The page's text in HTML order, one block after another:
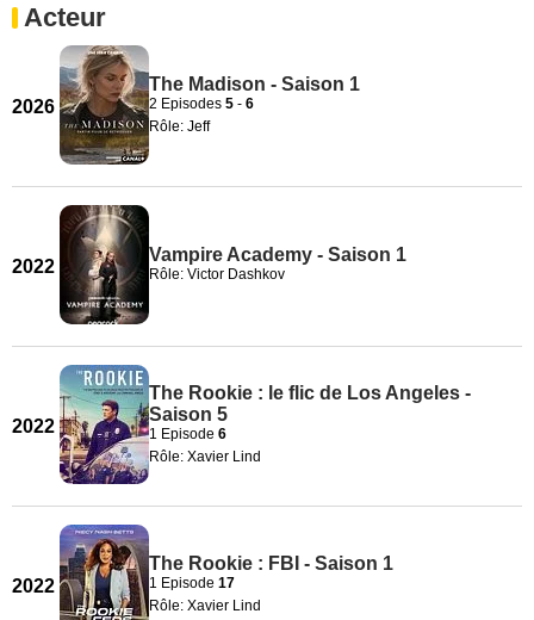
Acteur
2026
The Madison - Saison 1
2 Episodes 5 - 6
Rôle: Jeff
2022
Vampire Academy - Saison 1
Rôle: Victor Dashkov
2022
The Rookie : le flic de Los Angeles -
Saison 5
1 Episode 6
Rôle: Xavier Lind
2022
The Rookie : FBI - Saison 1
1 Episode 17
Rôle: Xavier Lind